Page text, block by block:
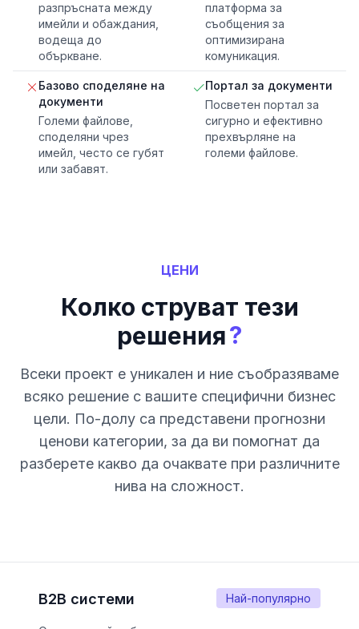
разпръсната между
имейли и обаждания,
водеща до
объркване.
платформа за
съобщения за
оптимизирана
комуникация.
Базово споделяне на
документи
Големи файлове,
споделяни чрез
имейл, често се губят
или забавят.
Портал за документи
Посветен портал за
сигурно и ефективно
прехвърляне на
големи файлове.
ЦЕНИ
Колко струват тези
решения?
Всеки проект е уникален и ние съобразяваме
всяко решение с вашите специфични бизнес
цели. По-долу са представени прогнозни
ценови категории, за да ви помогнат да
разберете какво да очаквате при различните
нива на сложност.
Най-популярно
B2B системи